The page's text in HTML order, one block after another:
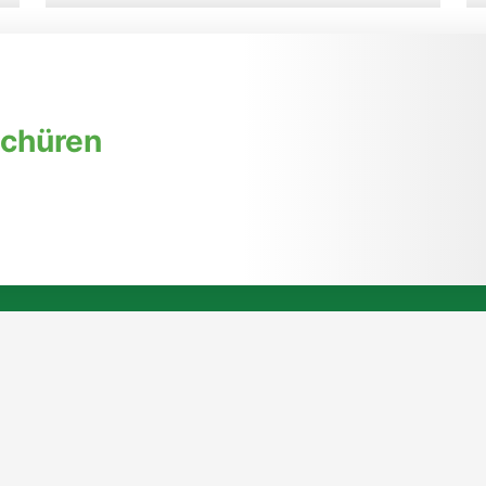
Eberswalde